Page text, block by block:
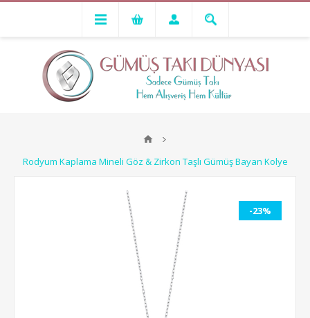
Rodyum Kaplama Mineli Göz & Zirkon Taşlı Gümüş Bayan Kolye
-23%